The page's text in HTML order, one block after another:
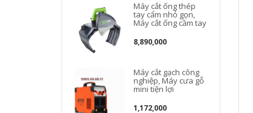
Máy cắt ống thép
tay cẩm nhỏ gọn,
Máy cắt ống cầm tay
8,890,000
Máy cắt gạch công
nghiệp, Máy cưa gỗ
mini tiện lợi
1,172,000